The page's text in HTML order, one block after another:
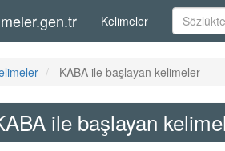
Kelimeler
KABA ile başlayan kelimeler
ile başlayan